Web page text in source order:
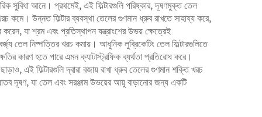
সুবিধা আনে। প্রথমেই, এই ফিল্টারগুলি পরিষ্কার, দূষণমুক্ত তেল
কমে। উন্নত ফিল্টার ব্যবস্থা তেলের গুণমান ধ্রুব রাখতে সাহায্য করে,
যা শ্রম এবং প্রতিস্থাপন যন্ত্রাংশের উভয় ক্ষেত্রেই
তেল নিষ্পত্তির খরচ কমায়। আধুনিক লুব্রিকেটিং তেল ফিল্টারগুলিতে
কারণ হতে পারে এমন ক্যাটাস্ট্রফিক ব্যর্থতা প্রতিরোধ করে।
এই ফিল্টারগুলি দ্বারা বজায় রাখা ধ্রুব তেলের গুণমান শক্তি খরচ
দূষণ, যা তেল এবং সরঞ্জাম উভয়ের আয়ু বাড়ানোর জন্য একটি